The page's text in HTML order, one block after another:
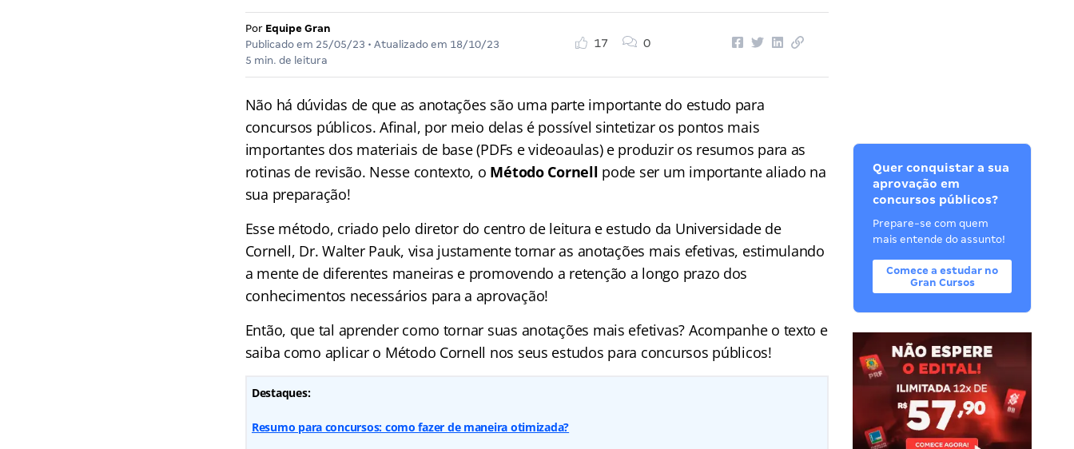
Por Equipe Gran
Publicado em 25/05/23 • Atualizado em 18/10/23
5 min. de leitura
17 0
Não há dúvidas de que as anotações são uma parte importante do estudo para
concursos públicos. Afinal, por meio delas é possível sintetizar os pontos mais
importantes dos materiais de base (PDFs e videoaulas) e produzir os resumos para as
rotinas de revisão. Nesse contexto, o Método Cornell pode ser um importante aliado na
sua preparação!
Esse método, criado pelo diretor do centro de leitura e estudo da Universidade de
Cornell, Dr. Walter Pauk, visa justamente tornar as anotações mais efetivas, estimulando
a mente de diferentes maneiras e promovendo a retenção a longo prazo dos
conhecimentos necessários para a aprovação!
Então, que tal aprender como tornar suas anotações mais efetivas? Acompanhe o texto e
saiba como aplicar o Método Cornell nos seus estudos para concursos públicos!
Destaques:
Resumo para concursos: como fazer de maneira otimizada?
Quer conquistar a sua
aprovação em
concursos públicos?
Prepare-se com quem
mais entende do assunto!
Comece a estudar no
Gran Cursos